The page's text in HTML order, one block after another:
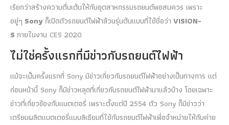
เรียกว่าสร้างความตื่นเต้นให้กับอุตสาหกรรมรถยนต์พอสมควร เพราะ
อยู่ๆ Sony ก็เปิดตัวรถยนต์ไฟฟ้าล้วนรุ่นต้นแบบที่ใช้ชื่อว่า VISION-
S ภายในงาน CES 2020
ไม่ใช่ครั้งแรกที่มีข่าวกับรถยนต์ไฟฟ้า
แม้จะเป็นครั้งแรกที่ Sony มีข่าวเกี่ยวกับรถยนต์ไฟฟ้าอย่างเป็นทางการ แต่
ก่อนหน้านี้ Sony ก็มีข่าวหลุดที่เกี่ยวกับรถยนต์ไฟฟ้ามาแล้วบ้าง โดยเฉพาะ
ข่าวที่เกี่ยวข้องกับแบตเตอรี่ เพราะตั้งแต่ปี 2554 ตัว Sony ก็มีข่าวว่า
เตรียมผลิตแบตเตอรี่แบบลิเธียมที่ใช้กับรถยนต์ไฟฟ้าเพื่อจำหน่ายให้กับค่าย